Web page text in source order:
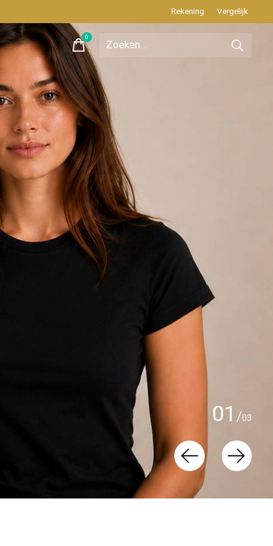
Rekening Vergelijk
0items
01 /03